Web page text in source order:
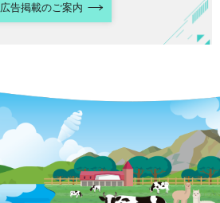
広告掲載のご案内